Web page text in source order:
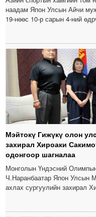
наадам Япон Улсын Айчи
19-нөөс 10-р сарын 4-ний
Мэйтокү Гижүкү олон
захирал Хироаки
одонгоор шагналаа
Монголын Үндэсний
Ч.Наранбаатар Япон Улсын
ахлах сургуулийн захирал